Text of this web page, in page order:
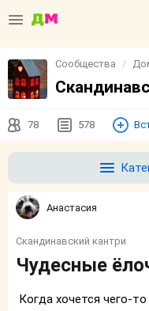
Сообщества
78 578
Анастасия
Скандинавский кантри
Чудесные
Когда хочется чего-